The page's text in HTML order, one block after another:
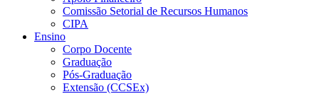
Comissão Setorial de Recursos Humanos
CIPA
Ensino
Corpo Docente
Graduação
Pós-Graduação
Extensão (CCSEx)